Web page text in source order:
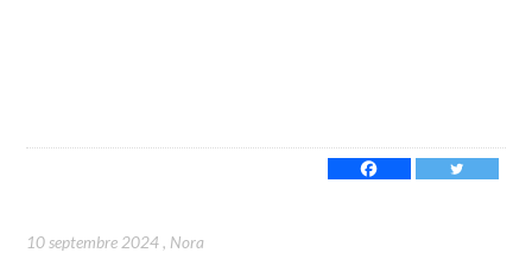
10 septembre 2024, Nora